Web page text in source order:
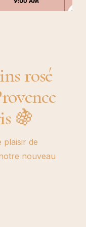
rosé
🍇
plaisir de
nouveau